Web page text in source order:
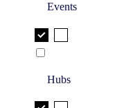
Events
Hubs